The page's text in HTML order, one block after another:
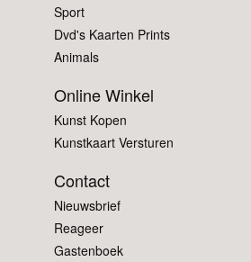
Sport
Dvd's Kaarten Prints
Animals
Online Winkel
Kunst Kopen
Kunstkaart Versturen
Contact
Nieuwsbrief
Reageer
Gastenboek